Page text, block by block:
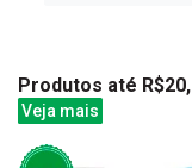
Produtos até
Veja mais